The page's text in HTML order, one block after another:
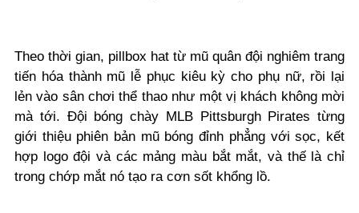
Theo thời gian, pillbox hat từ mũ quân đội nghiêm trang
tiến hóa thành mũ lễ phục kiêu kỳ cho phụ nữ, rồi lại
lẻn vào sân chơi thể thao như một vị khách không mời
mà tới. Đội bóng chày MLB Pittsburgh Pirates từng
giới thiệu phiên bản mũ bóng đỉnh phẳng với sọc, kết
hợp logo đội và các mảng màu bắt mắt, và thế là chỉ
trong chớp mắt nó tạo ra cơn sốt khổng lồ.